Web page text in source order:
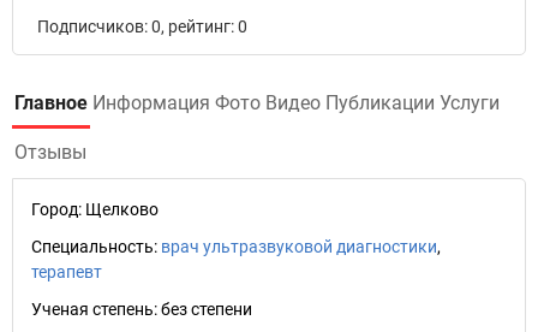
Подписчиков: 0, рейтинг: 0
Главное Информация Фото Видео Публикации Услуги
Отзывы
Город: Щелково
Специальность: врач ультразвуковой диагностики,
терапевт
Ученая степень:без степени